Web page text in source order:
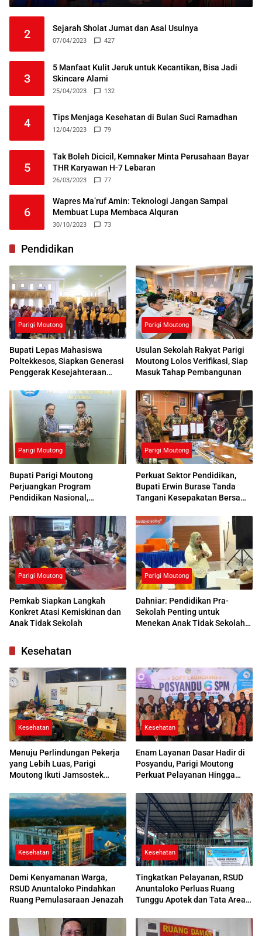
2 Sejarah Sholat Jumat dan Asal Usulnya
07/04/2023 427
3
5 Manfaat Kulit Jeruk untuk Kecantikan, Bisa Jadi
Skincare Alami
25/04/2023 132
4 Tips Menjaga Kesehatan di Bulan Suci Ramadhan
12/04/2023 79
5
Tak Boleh Dicicil, Kemnaker Minta Perusahaan Bayar
THR Karyawan H-7 Lebaran
26/03/2023 77
6
Wapres Ma’ruf Amin: Teknologi Jangan Sampai
Membuat Lupa Membaca Alquran
30/10/2023 73
Pendidikan
Parigi Moutong
Bupati Lepas Mahasiswa
Poltekkesos, Siapkan Generasi
Penggerak Kesejahteraan
Parigi Moutong
Usulan Sekolah Rakyat Parigi
Moutong Lolos Verifikasi, Siap
Masuk Tahap Pembangunan
Parigi Moutong
Bupati Parigi Moutong
Perjuangkan Program
Pendidikan Nasional,
Respons Positif
Parigi Moutong
Perkuat Sektor Pendidikan,
Bupati Erwin Burase Tanda
Tangani Kesepakatan Bersama
Parigi Moutong
Pemkab Siapkan Langkah
Konkret Atasi Kemiskinan dan
Anak Tidak Sekolah
Parigi Moutong
Dahniar: Pendidikan Pra-
Sekolah Penting untuk
Menekan Anak Tidak Sekolah
Kesehatan
Kesehatan
Menuju Perlindungan Pekerja
yang Lebih Luas, Parigi
Moutong Ikuti Jamsostek
Kesehatan
Enam Layanan Dasar Hadir di
Posyandu, Parigi Moutong
Perkuat Pelayanan Hingga
Kesehatan
Demi Kenyamanan Warga,
RSUD Anuntaloko Pindahkan
Ruang Pemulasaraan Jenazah
Kesehatan
Tingkatkan Pelayanan, RSUD
Anuntaloko Perluas Ruang
Tunggu Apotek dan Tata Area